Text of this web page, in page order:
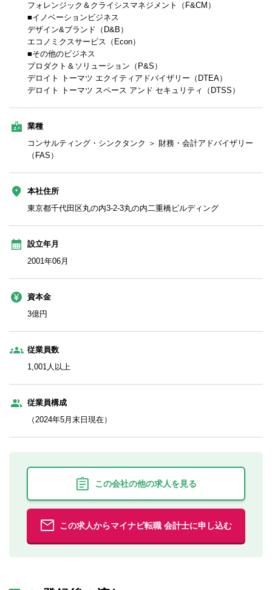
フォレンジック＆クライシスマネジメント（F&CM）
■イノベーションビジネス
デザイン&ブランド（D&B）
エコノミクスサービス（Econ）
■その他のビジネス
プロダクト＆ソリューション（P&S）
デロイト トーマツ エクイティアドバイザリー（DTEA）
デロイト トーマツ スペース アンド セキュリティ（DTSS）
業種
コンサルティング・シンクタンク ＞ 財務・会計アドバイザリー
（FAS）
本社住所
東京都千代田区丸の内3-2-3丸の内二重橋ビルディング
設立年月
2001年06月
資本金
3億円
従業員数
1,001人以上
従業員構成
（2024年5月末日現在）
この会社の他の求人を見る
この求人からマイナビ転職 会計士に申し込む